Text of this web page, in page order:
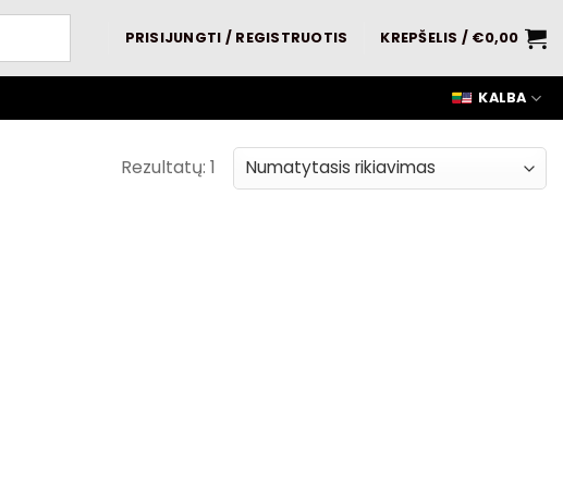
PRISIJUNGTI / REGISTRUOTIS KREPŠELIS / €0,00
KALBA
Rezultatų: 1